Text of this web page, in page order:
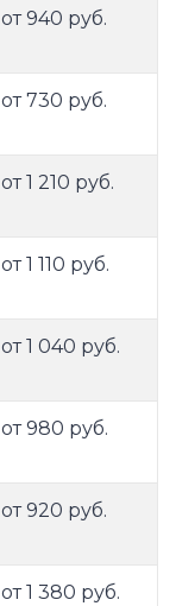
от 940 руб.
от 730 руб.
от 1 210 руб.
от 1 110 руб.
от 1 040 руб.
от 980 руб.
от 920 руб.
от 1 380 руб.